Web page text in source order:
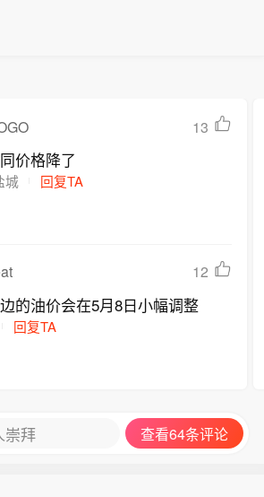
13
价格降了
城 回复TA
12
的油价会在5月8日小幅调整
回复TA
崇拜 查看64条评论